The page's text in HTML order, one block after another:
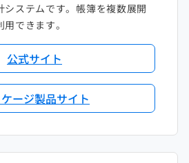
システムです。帳簿を複数展開
できます。
公式サイト
ージ製品サイト